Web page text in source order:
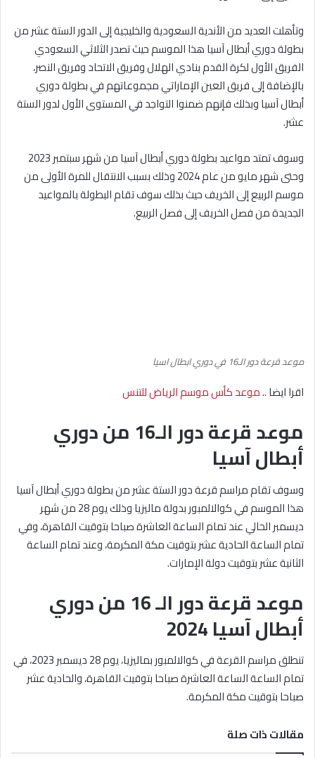
وتأهلت العديد من الأندية السعودية والخليجية إلى الدور الستة عشر من
بطولة دوري أبطال آسيا هذا الموسم حيث تصدر الثلاثي السعودي
الفريق الأول لكرة القدم بنادي الهلال وفريق الاتحاد وفريق النصر،
بالإضافة إلى فريق العين الإماراتي مجموعاتهم في بطولة دوري
أبطال آسيا وبذلك فإنهم ضمنوا التواجد في المستوى الأول لدور الستة
عشر.
وسوف تمتد مواعيد بطولة دوري أبطال آسيا من شهر سبتمبر 2023
وحتى شهر مايو من عام 2024 وذلك بسبب الانتقال للمرة الأولى من
موسم الربيع إلى الخريف حيث بذلك سوف تقام البطولة بالمواعيد
الجديدة من فصل الخريف إلى فصل الربيع.
موعد قرعة دور الـ16 في دوري ابطال اسيا
اقرا ايضا ..موعد كأس موسم الرياض للتنس
موعد قرعة دور الـ16 من دوري
أبطال آسيا
وسوف تقام مراسم قرعة دور الستة عشر من بطولة دوري أبطال آسيا
هذا الموسم في كوالالمبور بدولة ماليزيا وذلك يوم 28 من شهر
ديسمبر الحالي عند تمام الساعة العاشرة صباحا بتوقيت القاهرة، وفي
تمام الساعة الحادية عشر بتوقيت مكة المكرمة، وعند تمام الساعة
الثانية عشر بتوقيت دولة الإمارات.
موعد قرعة دور الـ 16 من دوري
أبطال آسيا 2024
تنطلق مراسم القرعة في كوالالمبور بماليزيا، يوم 28 ديسمبر 2023، في
تمام الساعة الساعة العاشرة صباحا بتوقيت القاهرة، والحادية عشر
صباحا بتوقيت مكة المكرمة.
مقالات ذات صلة